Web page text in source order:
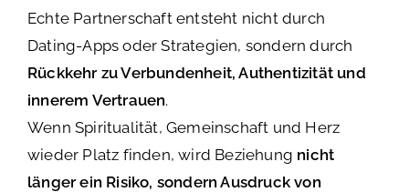
Echte Partnerschaft entsteht nicht durch
Dating-Apps oder Strategien, sondern durch
Rückkehr zu Verbundenheit, Authentizität und
innerem Vertrauen.
Wenn Spiritualität, Gemeinschaft und Herz
wieder Platz finden, wird Beziehung nicht
länger ein Risiko, sondern Ausdruck von